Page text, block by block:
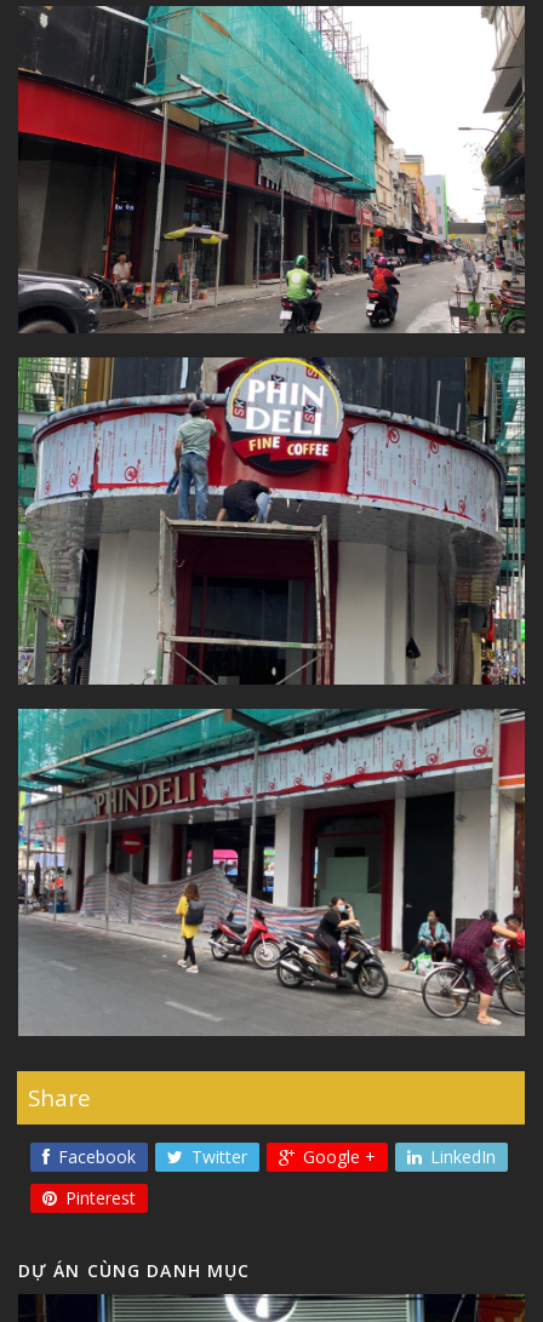
Share
Facebook Twitter Google +
LinkedIn
Pinterest
DỰ ÁN CÙNG DANH MỤC